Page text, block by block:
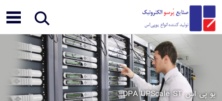
یو پی اس DPA UPScale ST